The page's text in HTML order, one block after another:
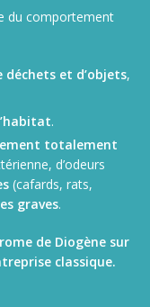
du comportement
et d’objets,
.
totalement
d’odeurs
(cafards, rats,
graves.
de Diogène sur
classique.